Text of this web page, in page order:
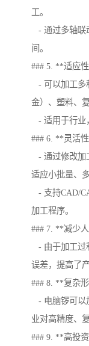
工。
- 通过多轴联
间。
### 5. **适应
- 可以加工多
金）、塑料、
- 适用于行业
### 6. **灵活
- 通过修改加
适应小批量、
- 支持CAD/
加工程序。
### 7. **减少
- 由于加工过
误差，提高了
### 8. **复杂
- 电脑锣可以
业对高精度、
### 9. **高投